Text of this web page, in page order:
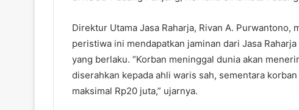
Direktur Utama Jasa Raharja, Rivan A. Purwantono,
peristiwa ini mendapatkan jaminan dari Jasa
yang berlaku. “Korban meninggal dunia akan
diserahkan kepada ahli waris sah, sementara
maksimal Rp20 juta,” ujarnya.